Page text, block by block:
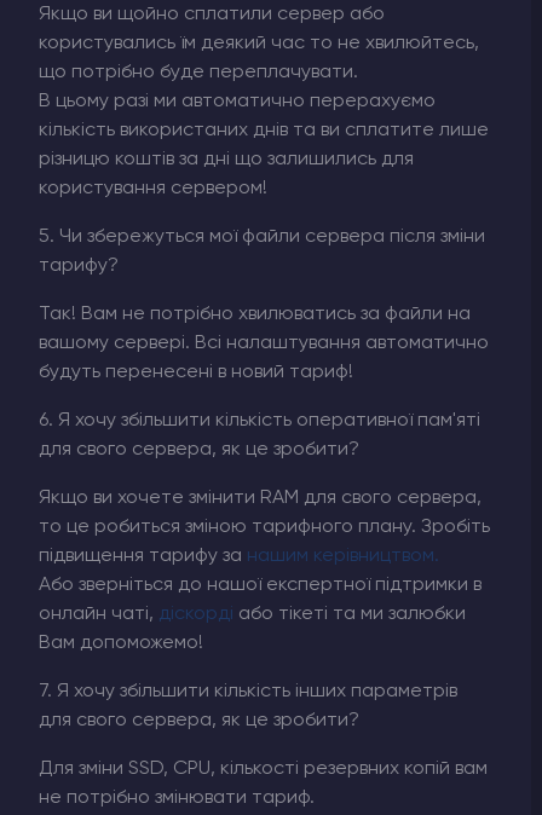
Якщо ви щойно сплатили сервер або
користувались їм деякий час то не хвилюйтесь,
що потрібно буде переплачувати.
В цьому разі ми автоматично перерахуємо
кількість використаних днів та ви сплатите лише
різницю коштів за дні що залишились для
користування сервером!
5. Чи збережуться мої файли сервера після зміни
тарифу?
Так! Вам не потрібно хвилюватись за файли на
вашому сервері. Всі налаштування автоматично
будуть перенесені в новий тариф!
6. Я хочу збільшити кількість оперативної пам'яті
для свого сервера, як це зробити?
Якщо ви хочете змінити RAM для свого сервера,
то це робиться зміною тарифного плану. Зробіть
підвищення тарифу за нашим керівництвом.
Або зверніться до нашої експертної підтримки в
онлайн чаті, діскорді або тікеті та ми залюбки
Вам допоможемо!
7. Я хочу збільшити кількість інших параметрів
для свого сервера, як це зробити?
Для зміни SSD, CPU, кількості резервних копій вам
не потрібно змінювати тариф.